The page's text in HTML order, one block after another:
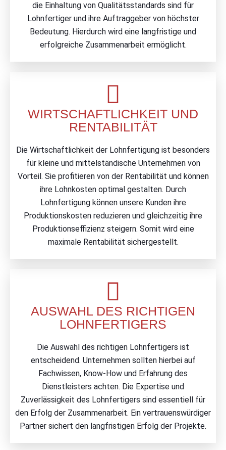
die Einhaltung von Qualitätsstandards sind für
Lohnfertiger und ihre Auftraggeber von höchster
Bedeutung. Hierdurch wird eine langfristige und
erfolgreiche Zusammenarbeit ermöglicht.
WIRTSCHAFTLICHKEIT UND
RENTABILITÄT
Die Wirtschaftlichkeit der Lohnfertigung ist besonders
für kleine und mittelständische Unternehmen von
Vorteil. Sie profitieren von der Rentabilität und können
ihre Lohnkosten optimal gestalten. Durch
Lohnfertigung können unsere Kunden ihre
Produktionskosten reduzieren und gleichzeitig ihre
Produktionseffizienz steigern. Somit wird eine
maximale Rentabilität sichergestellt.
AUSWAHL DES RICHTIGEN
LOHNFERTIGERS
Die Auswahl des richtigen Lohnfertigers ist
entscheidend. Unternehmen sollten hierbei auf
Fachwissen, Know-How und Erfahrung des
Dienstleisters achten. Die Expertise und
Zuverlässigkeit des Lohnfertigers sind essentiell für
den Erfolg der Zusammenarbeit. Ein vertrauenswürdiger
Partner sichert den langfristigen Erfolg der Projekte.